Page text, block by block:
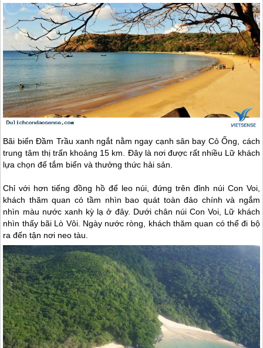
Bãi biển Đầm Trầu xanh ngắt nằm ngay cạnh sân bay Cỏ Ống, cách
trung tâm thị trấn khoảng 15 km. Đây là nơi được rất nhiều Lữ khách
lựa chọn để tắm biển và thưởng thức hải sản.
Chỉ với hơn tiếng đồng hồ để leo núi, đứng trên đỉnh núi Con Voi,
khách thăm quan có tầm nhìn bao quát toàn đảo chính và ngắm
nhìn màu nước xanh kỳ lạ ở đây. Dưới chân núi Con Voi, Lữ khách
nhìn thấy bãi Lò Vôi. Ngày nước ròng, khách thăm quan có thể đi bộ
ra đến tận nơi neo tàu.